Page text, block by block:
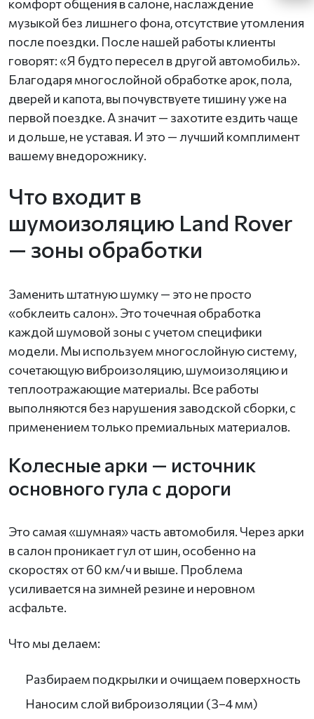
комфорт общения в салоне, наслаждение
музыкой без лишнего фона, отсутствие утомления
после поездки. После нашей работы клиенты
говорят: «Я будто пересел в другой автомобиль».
Благодаря многослойной обработке арок, пола,
дверей и капота, вы почувствуете тишину уже на
первой поездке. А значит — захотите ездить чаще
и дольше, не уставая. И это — лучший комплимент
вашему внедорожнику.
Что входит в
шумоизоляцию Land Rover
— зоны обработки
Заменить штатную шумку — это не просто
«обклеить салон». Это точечная обработка
каждой шумовой зоны с учетом специфики
модели. Мы используем многослойную систему,
сочетающую виброизоляцию, шумоизоляцию и
теплоотражающие материалы. Все работы
выполняются без нарушения заводской сборки, с
применением только премиальных материалов.
Колесные арки — источник
основного гула с дороги
Это самая «шумная» часть автомобиля. Через арки
в салон проникает гул от шин, особенно на
скоростях от 60 км/ч и выше. Проблема
усиливается на зимней резине и неровном
асфальте.
Что мы делаем:
Разбираем подкрылки и очищаем поверхность
Наносим слой виброизоляции (3–4 мм)